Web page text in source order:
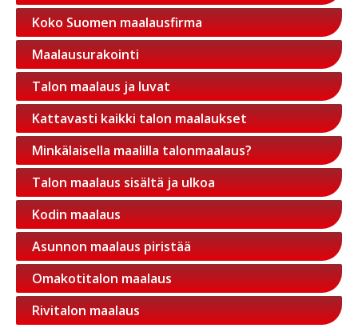
Koko Suomen maalausfirma
Maalausurakointi
Talon maalaus ja luvat
Kattavasti kaikki talon maalaukset
Minkälaisella maalilla talonmaalaus?
Talon maalaus sisältä ja ulkoa
Kodin maalaus
Asunnon maalaus piristää
Omakotitalon maalaus
Rivitalon maalaus